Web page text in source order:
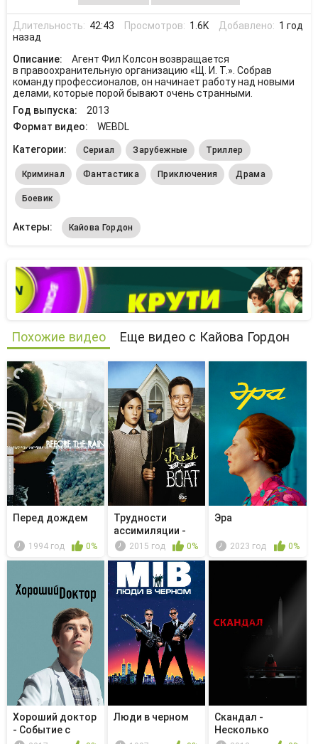
Длительность: 42:43 Просмотров: 1.6K Добавлено: 1 год
назад
Описание:
Агент Фил Колсон возвращается
в правоохранительную организацию «Щ. И. Т.». Собрав
команду профессионалов, он начинает работу над новыми
делами, которые порой бывают очень странными.
Год выпуска:
2013
Формат видео:
WEBDL
Категории:
Сериал Зарубежные Триллер
Криминал Фантастика Приключения Драма
Боевик
Актеры: Кайова Гордон
Похожие видео Еще видео с Кайова Гордон
Перед дождем
1994 год 0%
Трудности
ассимиляции -
The Day After...
2015 год 0%
Эра
2023 год 0%
Хороший доктор
- Событие с
Люди в черном
Скандал -
Несколько